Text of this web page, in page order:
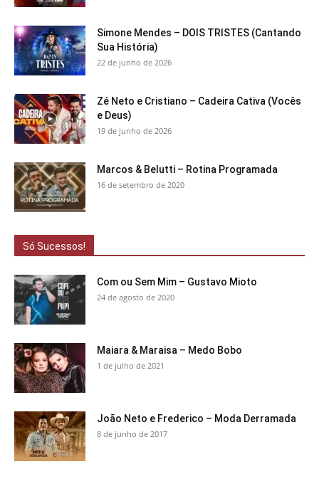
Simone Mendes – DOIS TRISTES (Cantando
Sua História)
22 de junho de 2026
Zé Neto e Cristiano – Cadeira Cativa (Vocês
e Deus)
19 de junho de 2026
Marcos & Belutti – Rotina Programada
16 de setembro de 2020
Só Sucessos!
Com ou Sem Mim – Gustavo Mioto
24 de agosto de 2020
Maiara & Maraisa – Medo Bobo
1 de julho de 2021
João Neto e Frederico – Moda Derramada
8 de junho de 2017